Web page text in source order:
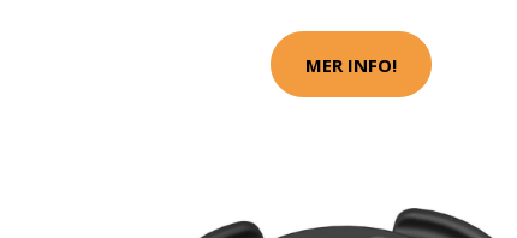
MER INFO!